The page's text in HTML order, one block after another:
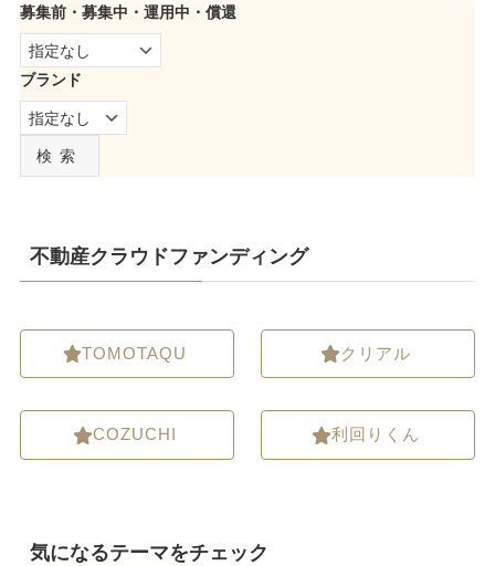
募集前・募集中・運用中・償還
ブランド
検索
不動産クラウドファンディング
TOMOTAQU
COZUCHI
クリアル
利回りくん
気になるテーマをチェック